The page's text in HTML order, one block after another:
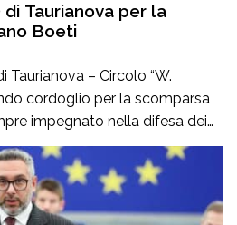
Taurianova per la
Boeti
Taurianova – Circolo “W.
cordoglio per la scomparsa
impegnato nella difesa dei
Fondatore della sezione
primo presidente,ha contribuito
alla vita civile e culturale della
particolare attenzione alla